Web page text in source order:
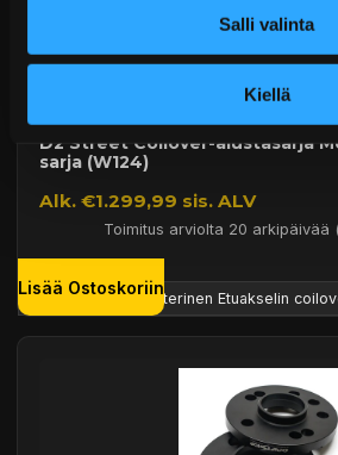
Salli valinta
Kiellä
D2 Street Coilover-alustasarja
sarja (W124)
Alk. €1.299,99 sis. ALV
Toimitus arviolta 20 arkipäivää
Lisää Ostoskoriin